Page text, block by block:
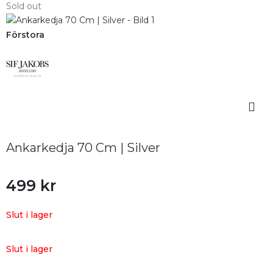
Sold out
Förstora
Ankarkedja 70 Cm | Silver
499 kr
Slut i lager
Slut i lager